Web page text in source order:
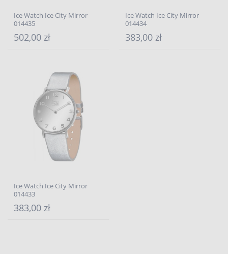
Ice Watch Ice City Mirror
014435
502,00 zł
Ice Watch Ice City Mirror
014434
383,00 zł
Ice Watch Ice City Mirror
014433
383,00 zł